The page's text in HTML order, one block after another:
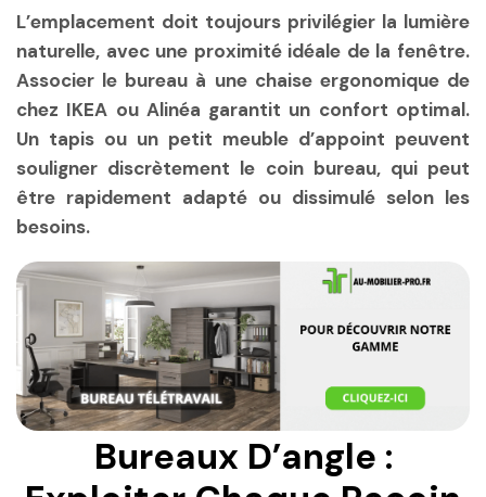
L’emplacement doit toujours privilégier la lumière
naturelle, avec une proximité idéale de la fenêtre.
Associer le bureau à une chaise ergonomique de
chez IKEA ou Alinéa garantit un confort optimal.
Un tapis ou un petit meuble d’appoint peuvent
souligner discrètement le coin bureau, qui peut
être rapidement adapté ou dissimulé selon les
besoins.
Bureaux D’angle :